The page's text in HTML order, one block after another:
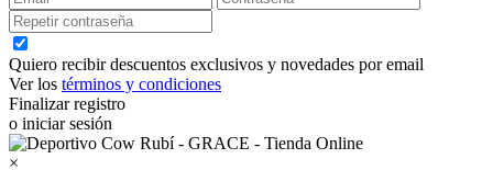
Quiero recibir descuentos exclusivos y novedades por email
Ver los términos y condiciones
Finalizar registro
o iniciar sesión
×